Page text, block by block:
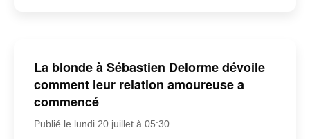
La blonde à Sébastien Delorme dévoile
comment leur relation amoureuse a
commencé
Publié le lundi 20 juillet à 05:30